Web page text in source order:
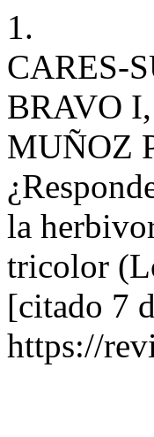
1.
CARES-
BRAVO
MUÑOZ
la
tricolor
[citado 7
https://